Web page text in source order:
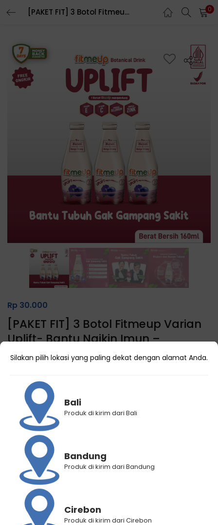
[PAKET FIT] 3 Botol Fitmeup Varian Uplift- Bantu Naikin Imun – Menangkal Radikal Bebas 0
[PAKET FIT] 3 Botol Fitmeup Varian
Uplift- Bantu Naikin Imun –
Menangkal Radikal Bebas
Rp 30.000
2 Terjual
Kategori
Minuman Kesehatan
Brand:
Fitmeup
Deskripsi Produk
Informasi Tambahan
Silakan pilih lokasi yang paling dekat dengan alamat Anda.
Bali
Produk di kirim dari Bali
Bandung
Produk di kirim dari Bandung
Cirebon
Produk di kirim dari Cirebon